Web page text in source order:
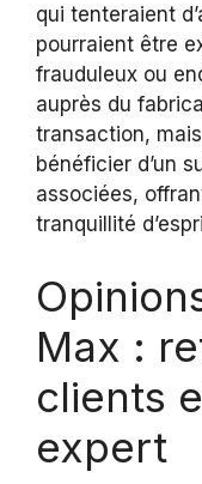
qui tenteraient
pourraient être
frauduleux ou
auprès du
transaction,
bénéficier d’un
associées,
tranquillité
Max :
clients
expert